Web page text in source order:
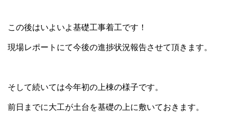
この後はいよいよ基礎工事着工です！
現場レポートにて今後の進捗状況報告させて頂きます。
そして続いては今年初の上棟の様子です。
前日までに大工が土台を基礎の上に敷いておきます。